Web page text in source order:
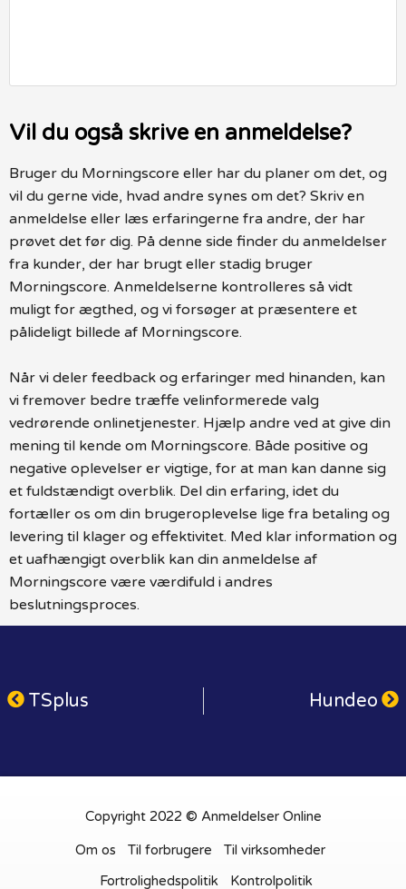
Vil du også skrive en anmeldelse?
Bruger du Morningscore eller har du planer om det, og
vil du gerne vide, hvad andre synes om det? Skriv en
anmeldelse eller læs erfaringerne fra andre, der har
prøvet det før dig. På denne side finder du anmeldelser
fra kunder, der har brugt eller stadig bruger
Morningscore. Anmeldelserne kontrolleres så vidt
muligt for ægthed, og vi forsøger at præsentere et
pålideligt billede af Morningscore.
Når vi deler feedback og erfaringer med hinanden, kan
vi fremover bedre træffe velinformerede valg
vedrørende onlinetjenester. Hjælp andre ved at give din
mening til kende om Morningscore. Både positive og
negative oplevelser er vigtige, for at man kan danne sig
et fuldstændigt overblik. Del din erfaring, idet du
fortæller os om din brugeroplevelse lige fra betaling og
levering til klager og effektivitet. Med klar information og
et uafhængigt overblik kan din anmeldelse af
Morningscore være værdifuld i andres
beslutningsproces.
TSplus Hundeo
Copyright 2022 © Anmeldelser Online
Om os Til forbrugere
Til virksomheder
Fortrolighedspolitik
Kontrolpolitik